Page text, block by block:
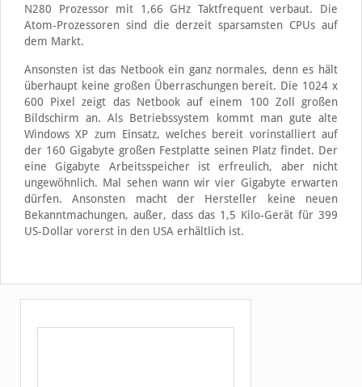
N280 Prozessor mit 1,66 GHz Taktfrequent verbaut. Die
Atom-Prozessoren sind die derzeit sparsamsten CPUs auf
dem Markt.
Ansonsten ist das Netbook ein ganz normales, denn es hält
überhaupt keine großen Überraschungen bereit. Die 1024 x
600 Pixel zeigt das Netbook auf einem 100 Zoll großen
Bildschirm an. Als Betriebssystem kommt man gute alte
Windows XP zum Einsatz, welches bereit vorinstalliert auf
der 160 Gigabyte großen Festplatte seinen Platz findet. Der
eine Gigabyte Arbeitsspeicher ist erfreulich, aber nicht
ungewöhnlich. Mal sehen wann wir vier Gigabyte erwarten
dürfen. Ansonsten macht der Hersteller keine neuen
Bekanntmachungen, außer, dass das 1,5 Kilo-Gerät für 399
US-Dollar vorerst in den USA erhältlich ist.